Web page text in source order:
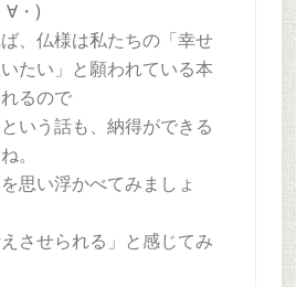
∀・)
、仏様は私たちの「幸せ
たい」と願われている本
るので
いう話も、納得ができる
。
思い浮かべてみましょ
させられる」と感じてみ